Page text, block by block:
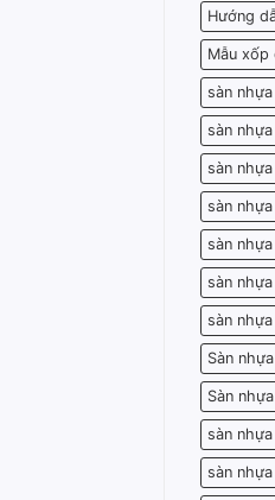
Hướng
Mẫu xốp
sàn
sàn
sàn
sàn
sàn
sàn
sàn
Sàn
Sàn
sàn
sàn